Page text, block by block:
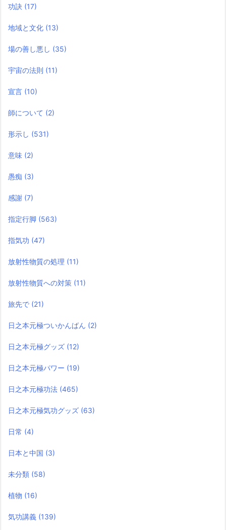
功訣 (17)
地域と文化 (13)
場の善し悪し (35)
宇宙の法則 (11)
宣言 (10)
師について (2)
形示し (531)
意味 (2)
愚痴 (3)
感謝 (7)
指定行脚 (563)
指気功 (47)
放射性物質の処理 (11)
放射性物質への対策 (11)
旅先で (21)
日之本元極ついかんばん (2)
日之本元極グッズ (12)
日之本元極パワー (19)
日之本元極功法 (465)
日之本元極気功グッズ (63)
日常 (4)
日本と中国 (3)
未分類 (58)
植物 (16)
気功講義 (139)